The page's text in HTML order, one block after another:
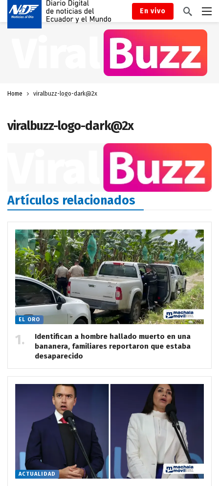
En vivo
Home viralbuzz-logo-dark@2x
viralbuzz-logo-dark@2x
Artículos relacionados
EL ORO
Identifican a hombre hallado muerto en una
bananera, familiares reportaron que estaba
desaparecido
ACTUALIDAD